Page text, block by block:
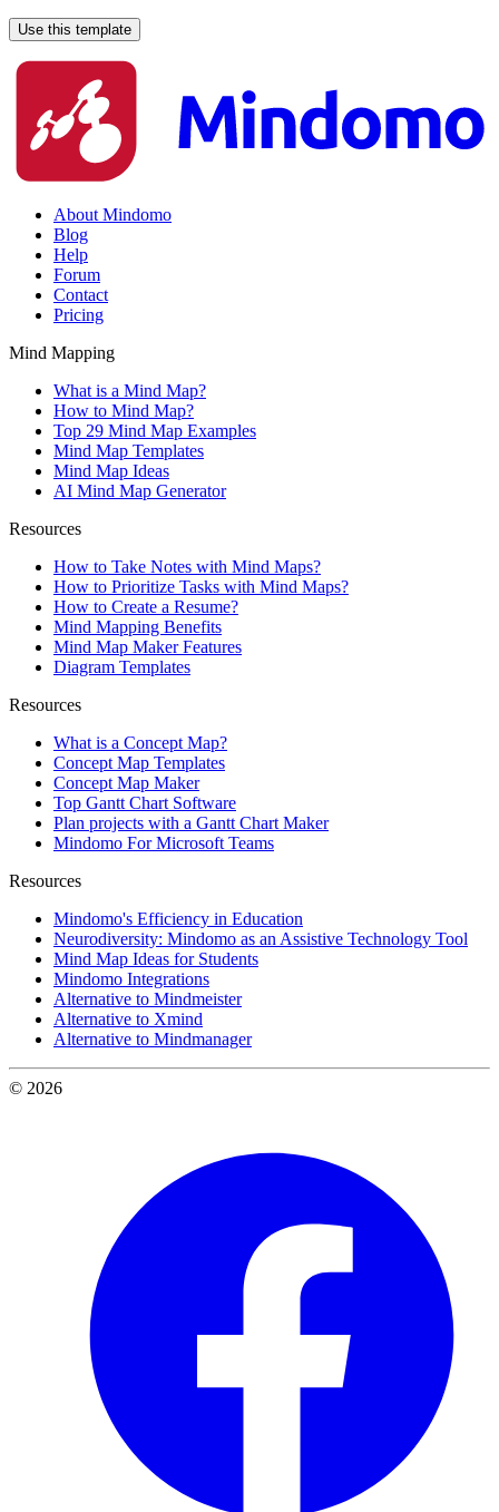
Use this template
About Mindomo
Blog
Help
Forum
Contact
Pricing
Mind Mapping
What is a Mind Map?
How to Mind Map?
Top 29 Mind Map Examples
Mind Map Templates
Mind Map Ideas
AI Mind Map Generator
Resources
How to Take Notes with Mind Maps?
How to Prioritize Tasks with Mind Maps?
How to Create a Resume?
Mind Mapping Benefits
Mind Map Maker Features
Diagram Templates
Resources
What is a Concept Map?
Concept Map Templates
Concept Map Maker
Top Gantt Chart Software
Plan projects with a Gantt Chart Maker
Mindomo For Microsoft Teams
Resources
Mindomo's Efficiency in Education
Neurodiversity: Mindomo as an Assistive Technology Tool
Mind Map Ideas for Students
Mindomo Integrations
Alternative to Mindmeister
Alternative to Xmind
Alternative to Mindmanager
© 2026